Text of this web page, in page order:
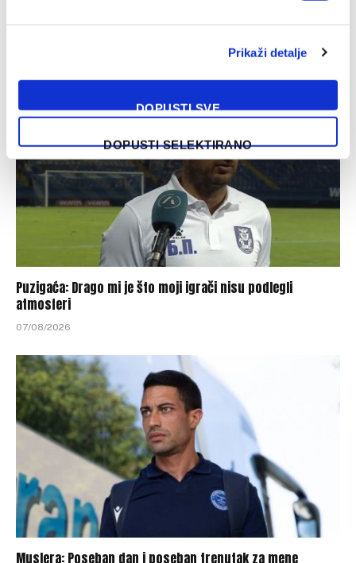
Prikaži detalje
DOPUSTI SVE
DOPUSTI SELEKTIRANO
Puzigaća: Drago mi je što moji igrači nisu podlegli
atmosferi
07/08/2026
Muslera: Poseban dan i poseban trenutak za mene